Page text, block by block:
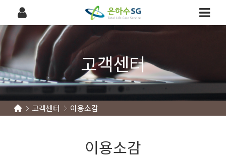
고객센터
고객센터 이용소감
이용소감